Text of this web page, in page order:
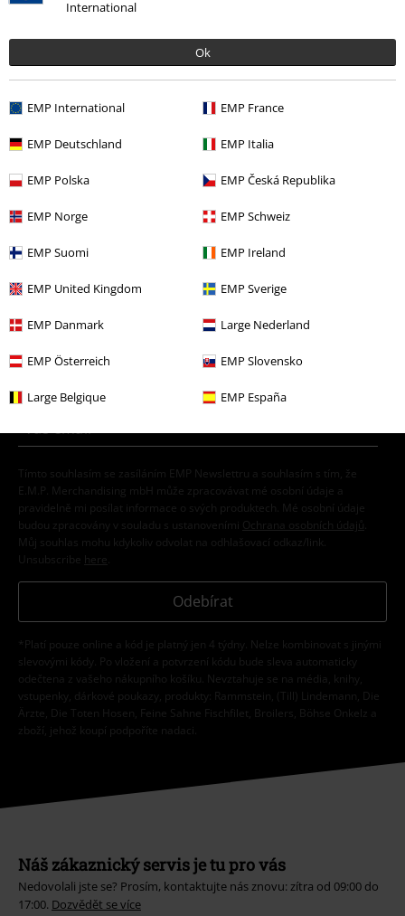
International
Ok
EMP International EMP France
EMP Deutschland EMP Italia
EMP Polska EMP Česká Republika
EMP Norge EMP Schweiz
EMP Suomi EMP Ireland
EMP United Kingdom EMP Sverige
EMP Danmark Large Nederland
EMP Österreich EMP Slovensko
Large Belgique EMP España
More categories. More options.
E-Mail Newsletter
Získejte 20% slevový poukaz, když se přihlásíte
Tímto souhlasím se zasíláním EMP Newslettru a souhlasím s tím, že
E.M.P. Merchandising mbH může zpracovávat mé osobní údaje a
pravidelně mi posílat informace o svých produktech. Mé osobní údaje
budou zpracovány v souladu s ustanoveními
Ochrana osobních údajů
Můj souhlas mohu kdykoliv odvolat na odhlašovací odkaz/link.
Unsubscribe here
Odebírat
*Platí pouze online a kód je platný jen 4 týdny. Nelze kombinovat s jinými
slevovými kódy. Po vložení a potvrzení kódu bude sleva automaticky
odečtena z vašeho nákupního košíku. Nevztahuje se na média, knihy,
vstupenky, dárkové poukazy, produkty: Rammstein, (Till) Lindemann, Die
Ärzte, Die Toten Hosen, Feine Sahne Fischfilet, Broilers, Böhse Onkelz a
zboží, jehož koupí podpoříte nadaci.
Náš zákaznický servis je tu pro vás
Nedovolali jste se? Prosím, kontaktujte nás znovu: zítra od 09:00 do
17:00. Dozvědět se více